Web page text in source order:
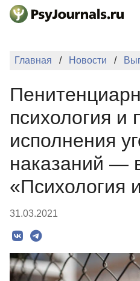
Перейти к основному
ПОДАТЬ
Регистрация
Главная Новости
психология и
исполнения
наказаний —
«Психология
31.03.2021